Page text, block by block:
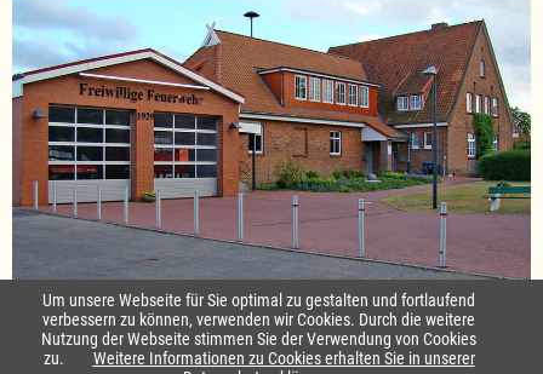
Standort Sterley
Startseite|Kontakt
Um unsere Webseite für Sie optimal zu gestalten und fortlaufend
verbessern zu können, verwenden wir Cookies. Durch die weitere
Nutzung der Webseite stimmen Sie der Verwendung von Cookies
zu.
Weitere Informationen zu Cookies erhalten Sie in unserer